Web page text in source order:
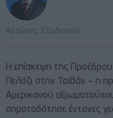
Αντώνης Στυλιανού
Η επίσκεψη της
Πελόζι στην Ταϊβάν – η
Aμερικανού
σηματοδότησε έντονες